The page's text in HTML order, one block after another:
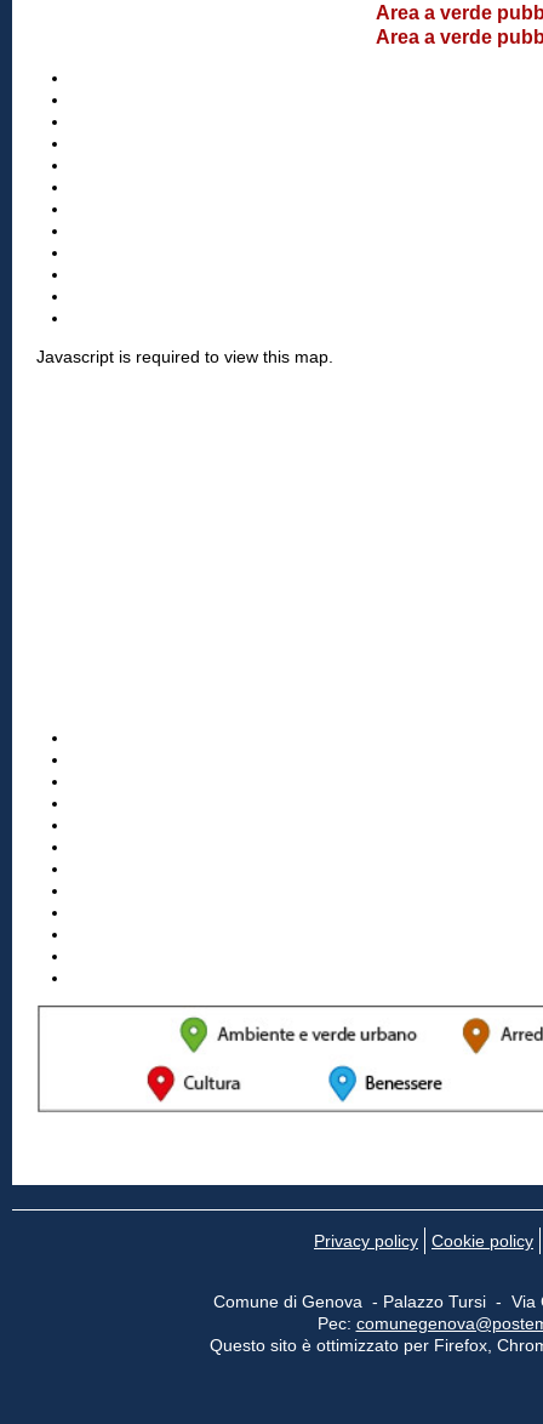
Area a verde
Area a verde
Javascript is required to view this map.
Privacy policy Cookie policy
Comune di Genova - Palazzo Tursi -
Pec:
Questo sito è ottimizzato per Firefox,